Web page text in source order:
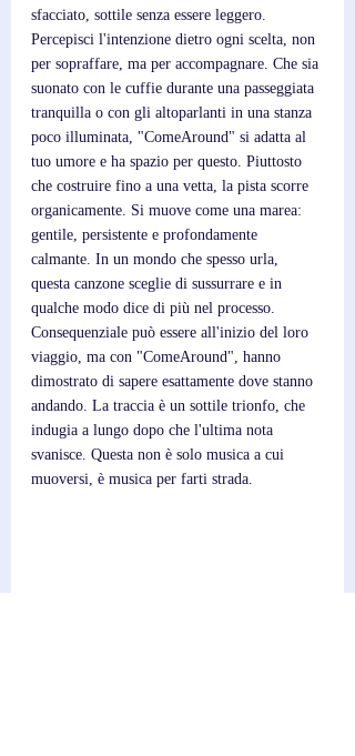
sfacciato, sottile senza essere leggero.
Percepisci l'intenzione dietro ogni scelta, non
per sopraffare, ma per accompagnare. Che sia
suonato con le cuffie durante una passeggiata
tranquilla o con gli altoparlanti in una stanza
poco illuminata, "ComeAround" si adatta al
tuo umore e ha spazio per questo. Piuttosto
che costruire fino a una vetta, la pista scorre
organicamente. Si muove come una marea:
gentile, persistente e profondamente
calmante. In un mondo che spesso urla,
questa canzone sceglie di sussurrare e in
qualche modo dice di più nel processo.
Consequenziale può essere all'inizio del loro
viaggio, ma con "ComeAround", hanno
dimostrato di sapere esattamente dove stanno
andando. La traccia è un sottile trionfo, che
indugia a lungo dopo che l'ultima nota
svanisce. Questa non è solo musica a cui
muoversi, è musica per farti strada.